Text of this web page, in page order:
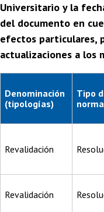
Universitario y la
del documento en
efectos particulares,
actualizaciones a los
Denominación
(tipologías)
Tipo
norma
Revalidación
Revalidación